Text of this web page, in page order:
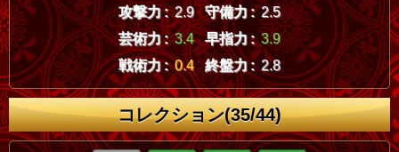
攻撃力 : 2.9 守備力 : 2.5
芸術力 : 3.4 早指力 : 3.9
戦術力 : 0.4 終盤力 : 2.8
コレクション(35/44)